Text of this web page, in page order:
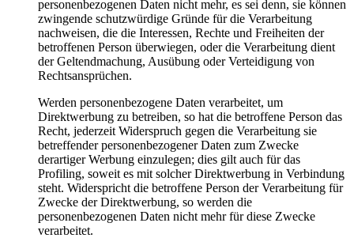
personenbezogenen Daten nicht mehr, es sei denn, sie können
zwingende schutzwürdige Gründe für die Verarbeitung
nachweisen, die die Interessen, Rechte und Freiheiten der
betroffenen Person überwiegen, oder die Verarbeitung dient
der Geltendmachung, Ausübung oder Verteidigung von
Rechtsansprüchen.
Werden personenbezogene Daten verarbeitet, um
Direktwerbung zu betreiben, so hat die betroffene Person das
Recht, jederzeit Widerspruch gegen die Verarbeitung sie
betreffender personenbezogener Daten zum Zwecke
derartiger Werbung einzulegen; dies gilt auch für das
Profiling, soweit es mit solcher Direktwerbung in Verbindung
steht. Widerspricht die betroffene Person der Verarbeitung für
Zwecke der Direktwerbung, so werden die
personenbezogenen Daten nicht mehr für diese Zwecke
verarbeitet.